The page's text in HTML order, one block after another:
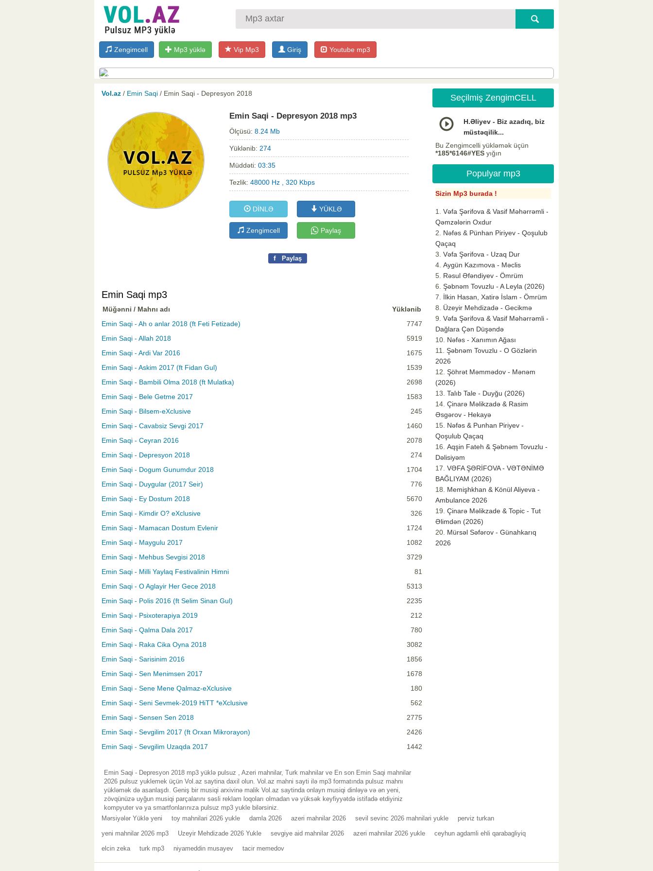
Zengimcell Mp3 yüklə Vip Mp3 Giriş Youtube mp3
Vol.az / Emin Saqi / Emin Saqi - Depresyon 2018
Emin Saqi - Depresyon 2018 mp3
Ölçüsü: 8.24 Mb
Yüklənib: 274
Müddəti: 03:35
Tezlik: 48000 Hz , 320 Kbps
DİNLƏ YÜKLƏ
Zengimcell Paylaş
f Paylaş
Emin Saqi mp3
Müğənni / Mahnı adı
Yüklənib
Emin Saqi - Ah o anlar 2018 (ft Feti Fetizade)
7747
Emin Saqi - Allah 2018
5919
Emin Saqi - Ardi Var 2016
1675
Emin Saqi - Askim 2017 (ft Fidan Gul)
1539
Emin Saqi - Bambili Olma 2018 (ft Mulatka)
2698
Emin Saqi - Bele Getme 2017
1583
Emin Saqi - Bilsem-eXclusive
245
Emin Saqi - Cavabsiz Sevgi 2017
1460
Emin Saqi - Ceyran 2016
2078
Emin Saqi - Depresyon 2018
274
Emin Saqi - Dogum Gunumdur 2018
1704
Emin Saqi - Duygular (2017 Seir)
776
Emin Saqi - Ey Dostum 2018
5670
Emin Saqi - Kimdir O? eXclusive
326
Emin Saqi - Mamacan Dostum Evlenir
1724
Emin Saqi - Maygulu 2017
1082
Emin Saqi - Mehbus Sevgisi 2018
3729
Emin Saqi - Milli Yaylaq Festivalinin Himni
81
Emin Saqi - O Aglayir Her Gece 2018
5313
Emin Saqi - Polis 2016 (ft Selim Sinan Gul)
2235
Emin Saqi - Psixoterapiya 2019
212
Emin Saqi - Qalma Dala 2017
780
Emin Saqi - Raka Cika Oyna 2018
3082
Emin Saqi - Sarisinim 2016
1856
Emin Saqi - Sen Menimsen 2017
1678
Emin Saqi - Sene Mene Qalmaz-eXclusive
180
Emin Saqi - Seni Sevmek-2019 HiTT *eXclusive
562
Emin Saqi - Sensen Sen 2018
2775
Emin Saqi - Sevgilim 2017 (ft Orxan Mikrorayon)
2426
Emin Saqi - Sevgilim Uzaqda 2017
1442
Emin Saqi - Depresyon 2018 mp3 yüklə pulsuz , Azeri mahnilar, Turk mahnilar ve En son Emin Saqi mahnilar
2026 pulsuz yuklemek üçün Vol.az saytina daxil olun. Vol.az mahni sayti ilə mp3 formatında pulsuz mahnı
yükləmək də asanlaşdı. Geniş bir musiqi arxivinə malik Vol.az saytinda onlayn musiqi dinləyə və ən yeni,
zövqünüzə uyğun musiqi parçalarını səsli reklam loqoları olmadan və yüksək keyfiyyətdə istifadə etdiyiniz
kompyuter və ya smartfonlarınıza pulsuz mp3 yukle bilərsiniz.
Seçilmiş ZengimCELL
H.Əliyev - Biz azadıq, biz
müstəqilik...
Bu Zengimcelli yükləmək üçün
*185*6146#YES yığın
Populyar mp3
Sizin Mp3 burada !
Vəfa Şərifova & Vasif Məhərrəmli -
Qəmzələrin Oxdur
Nəfəs & Pünhan Piriyev - Qoşulub
Qaçaq
Vəfa Şərifova - Uzaq Dur
Aygün Kazımova - Məclis
Rəsul Əfəndiyev - Ömrüm
Şəbnəm Tovuzlu - A Leyla (2026)
İlkin Hasan, Xatirə İslam - Ömrüm
Üzeyir Mehdizadə - Gecikmə
Vəfa Şərifova & Vasif Məhərrəmli -
Dağlara Çən Düşəndə
Nəfəs - Xanımın Ağası
Şəbnəm Tovuzlu - O Gözlərin
2026
Şöhrət Məmmədov - Mənəm
(2026)
Talıb Tale - Duyğu (2026)
Çinarə Məlikzadə & Rasim
Əsgərov - Hekayə
Nəfəs & Punhan Piriyev -
Qoşulub Qaçaq
Aqşin Fateh & Şəbnəm Tovuzlu -
Dəlisiyəm
VƏFA ŞƏRİFOVA - VƏTƏNİMƏ
BAĞLIYAM (2026)
Memişhkhan & Könül Aliyeva -
Ambulance 2026
Çinarə Məlikzade & Topic - Tut
Əlimdən (2026)
Mürsəl Səfərov - Günahkarıq
2026
Mərsiyələr Yüklə yeni toy mahnilari 2026 yukle damla 2026 azeri mahnilar 2026 sevil sevinc 2026 mahnilari yukle perviz turkan
yeni mahnilar 2026 mp3 Uzeyir Mehdizade 2026 Yukle sevgiye aid mahnilar 2026 azeri mahnilar 2026 yukle ceyhun agdamli ehli qarabagliyiq
elcin zeka turk mp3 niyameddin musayev tacir memedov